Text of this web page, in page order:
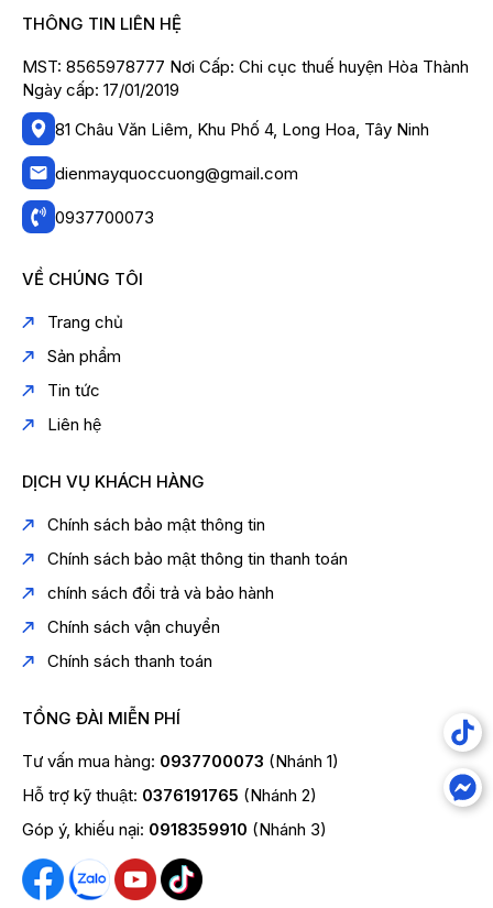
THÔNG TIN LIÊN HỆ
MST: 8565978777 Nơi Cấp: Chi cục thuế huyện Hòa Thành
Ngày cấp: 17/01/2019
81 Châu Văn Liêm, Khu Phố 4, Long Hoa, Tây Ninh
dienmayquoccuong@gmail.com
0937700073
VỀ CHÚNG TÔI
Trang chủ
Sản phẩm
Tin tức
Liên hệ
DỊCH VỤ KHÁCH HÀNG
Chính sách bảo mật thông tin
Chính sách bảo mật thông tin thanh toán
chính sách đổi trả và bảo hành
Chính sách vận chuyển
Chính sách thanh toán
TỔNG ĐÀI MIỄN PHÍ
Tư vấn mua hàng: 0937700073 (Nhánh 1)
Hỗ trợ kỹ thuật: 0376191765 (Nhánh 2)
Góp ý, khiếu nại: 0918359910 (Nhánh 3)